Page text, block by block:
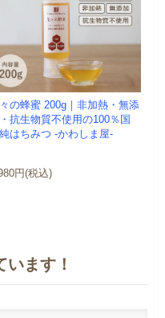
の蜂蜜 200g｜非加熱・無添
抗生物質不使用の100％国
はちみつ -かわしま屋-
円(税込)
ます！